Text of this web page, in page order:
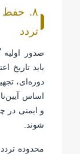
۸. حفظ
تردد
صدور اولیه
باید تاریخ
دوره‌ای،
اساس
و ایمنی در
شوند.
محدوده